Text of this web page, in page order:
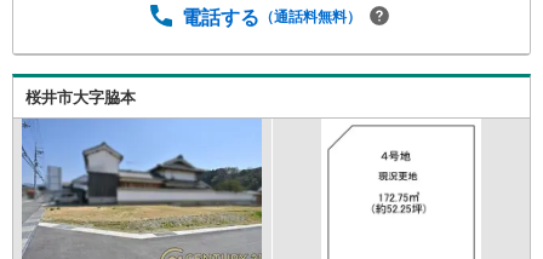
ンペーン】の対象になります。「資料をもらう」「見学予
N IDでログインのうえお問い合わせください。------------------
-----------
電話する （通話料無料）
桜井市大字脇本